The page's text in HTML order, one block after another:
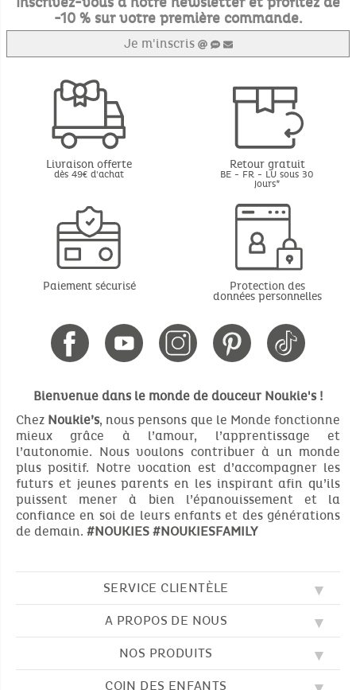
-10 % sur votre première commande.
Je m'inscris
Livraison offerte
dès 49€ d'achat
Retour gratuit
BE - FR - LU sous 30
jours*
Paiement sécurisé Protection des
données personnelles
Bienvenue dans le monde de douceur Noukie's !
Chez Noukie’s, nous pensons que le Monde fonctionne
mieux grâce à l’amour, l’apprentissage et
l’autonomie. Nous voulons contribuer à un monde
plus positif. Notre vocation est d’accompagner les
futurs et jeunes parents en les inspirant afin qu’ils
puissent mener à bien l’épanouissement et la
confiance en soi de leurs enfants et des générations
de demain. #NOUKIES #NOUKIESFAMILY
SERVICE CLIENTÈLE
QUESTIONS FRÉQUENTES (FAQ)
CONTACTEZ-NOUS
CGV
A PROPOS DE NOUS
NOS VALEURS
NOS PRODUITS
COIN DES ENFANTS